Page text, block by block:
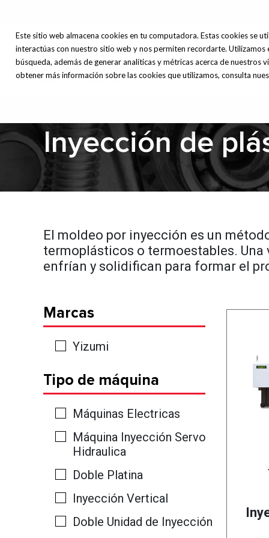
Este sitio web almacena cookies en tu computadora. Estas cookies se
interactúas con nuestro sitio web y nos permiten recordarte.
búsqueda, además de generar analíticas y métricas acerca de
obtener más información sobre las cookies que utilizamos, consulta
Inicio Nosotros
Inyección de
El moldeo por inyección es un
termoplásticos o termoestables.
enfrían y solidifican para formar el
Marcas
Yizumi
Tipo de máquina
Máquinas Electricas
Máquina Inyección Servo
Hidraulica
Doble Platina
Inyección Vertical
Doble Unidad de Inyección